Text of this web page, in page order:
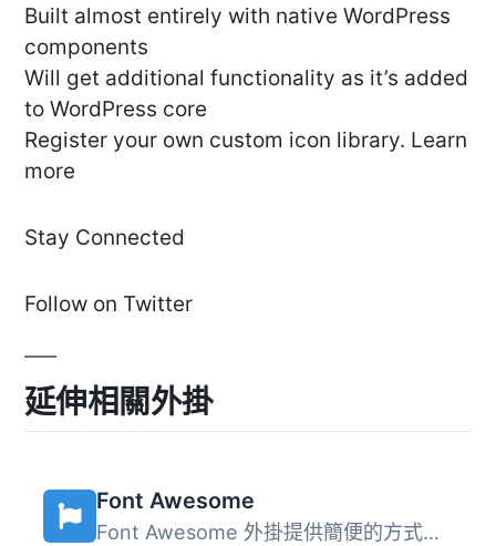
Built almost entirely with native WordPress
components
Will get additional functionality as it’s added
to WordPress core
Register your own custom icon library. Learn
more
Stay Connected
Follow on Twitter
延伸相關外掛
Font Awesome
Font Awesome 外掛提供簡便的方式在 WordPress 網站中使用 Fo...